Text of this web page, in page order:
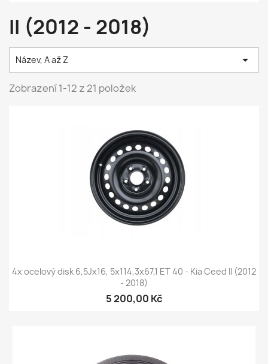
II (2012 - 2018)
Název, A až Z 
Zobrazení 1-12 z 21 položek
4x ocelový disk 6,5Jx16, 5x114,3x67,1 ET 40 - Kia Ceed II (2012
- 2018)
5 200,00 Kč